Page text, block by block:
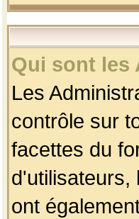
Qui sont les
Les
contrôle sur
facettes du
d'utilisateurs,
ont